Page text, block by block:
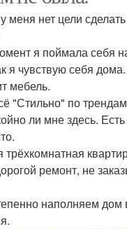
меня нет цели
я поймала себя
я чувствую себя дома.
мебель.
"Стильно" по
ли мне здесь.
ремонт, не
наполняем